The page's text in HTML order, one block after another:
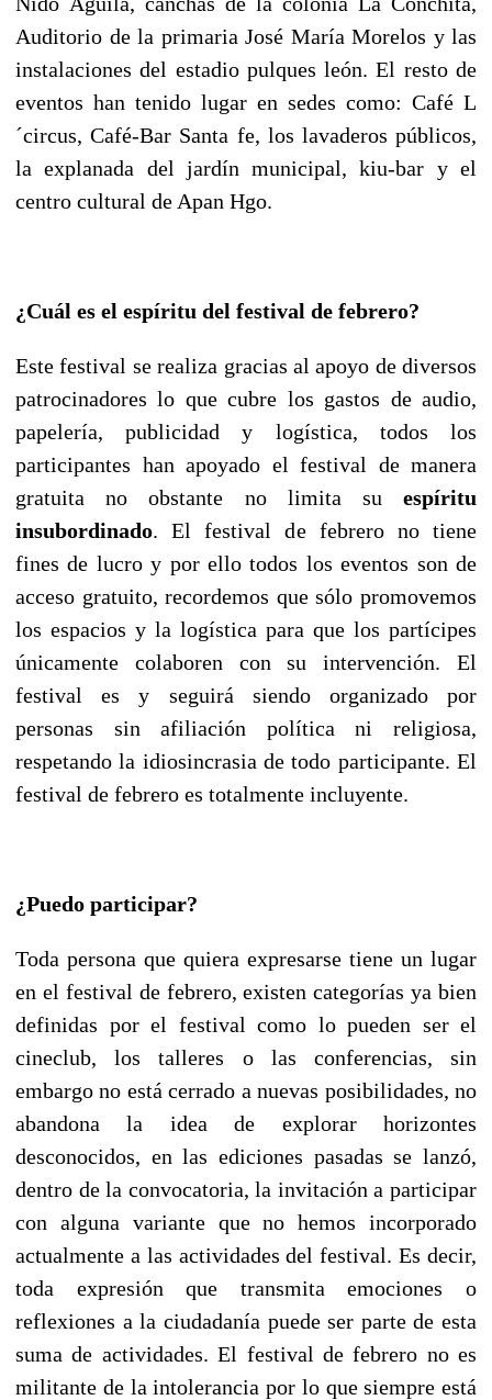
Auditorio de la primaria José María Morelos y las
instalaciones del estadio pulques león. El resto de
eventos han tenido lugar en sedes como: Café L
´circus, Café-Bar Santa fe, los lavaderos públicos,
la explanada del jardín municipal, kiu-bar y el
centro cultural de Apan Hgo.
¿Cuál es el espíritu del festival de febrero?
Este festival se realiza gracias al apoyo de diversos
patrocinadores lo que cubre los gastos de audio,
papelería, publicidad y logística, todos los
participantes han apoyado el festival de manera
gratuita no obstante no limita su espíritu
insubordinado. El festival de febrero no tiene
fines de lucro y por ello todos los eventos son de
acceso gratuito, recordemos que sólo promovemos
los espacios y la logística para que los partícipes
únicamente colaboren con su intervención. El
festival es y seguirá siendo organizado por
personas sin afiliación política ni religiosa,
respetando la idiosincrasia de todo participante. El
festival de febrero es totalmente incluyente.
¿Puedo participar?
Toda persona que quiera expresarse tiene un lugar
en el festival de febrero, existen categorías ya bien
definidas por el festival como lo pueden ser el
cineclub, los talleres o las conferencias, sin
embargo no está cerrado a nuevas posibilidades, no
abandona la idea de explorar horizontes
desconocidos, en las ediciones pasadas se lanzó,
dentro de la convocatoria, la invitación a participar
con alguna variante que no hemos incorporado
actualmente a las actividades del festival. Es decir,
toda expresión que transmita emociones o
reflexiones a la ciudadanía puede ser parte de esta
suma de actividades. El festival de febrero no es
militante de la intolerancia por lo que siempre está